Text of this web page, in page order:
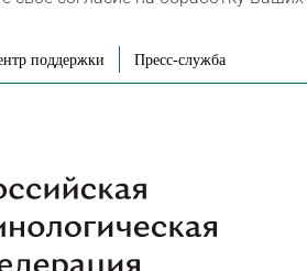
поддержки Пресс-служба